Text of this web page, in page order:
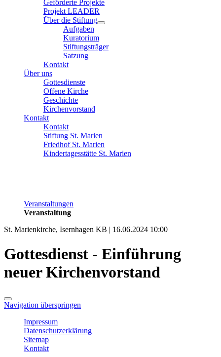
Geförderte Projekte
Projekt LEADER
Über die Stiftung
Aufgaben
Kuratorium
Stiftungsträger
Satzung
Kontakt
Über uns
Gottesdienste
Offene Kirche
Geschichte
Kirchenvorstand
Kontakt
Kontakt
Stiftung St. Marien
Friedhof St. Marien
Kindertagesstätte St. Marien
Veranstaltungen
Veranstaltung
St. Marienkirche, Isernhagen KB | 16.06.2024 10:00
Gottesdienst - Einführung
neuer Kirchenvorstand
Navigation überspringen
Impressum
Datenschutzerklärung
Sitemap
Kontakt